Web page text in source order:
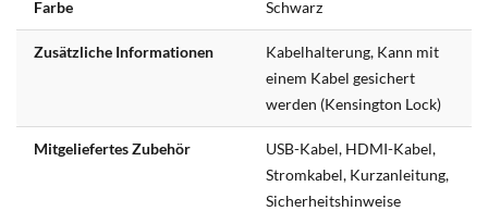
Farbe Schwarz
Zusätzliche Informationen
Kabelhalterung, Kann mit
einem Kabel gesichert
werden (Kensington Lock)
Mitgeliefertes Zubehör
USB-Kabel, HDMI-Kabel,
Stromkabel, Kurzanleitung,
Sicherheitshinweise